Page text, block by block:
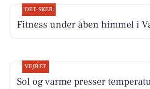
DET SKER
Fitness under åben himmel i
VEJRET
Sol og varme presser